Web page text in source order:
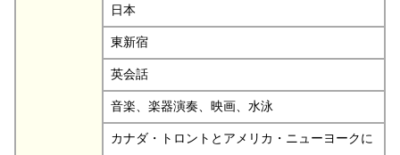
日本
東新宿
英会話
音楽、楽器演奏、映画、水泳
カナダ・トロントとアメリカ・ニューヨークに